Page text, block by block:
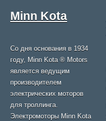
Minn Kota
Со дня основания в 1934
году, Minn Kota ® Motors
является ведущим
производителем
электрических моторов
для троллинга.
Электромоторы Minn Kota